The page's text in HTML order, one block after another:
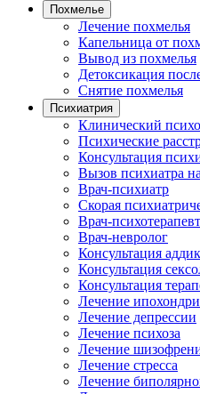
Похмелье
Лечение похмелья
Капельница от
Вывод из похмелья
Детоксикация
Снятие похмелья
Психиатрия
Клинический
Психические
Консультация
Вызов психиатра
Врач-психиатр
Скорая
Врач-психотерапевт
Врач-невролог
Консультация
Консультация
Консультация
Лечение
Лечение депрессии
Лечение психоза
Лечение
Лечение стресса
Лечение